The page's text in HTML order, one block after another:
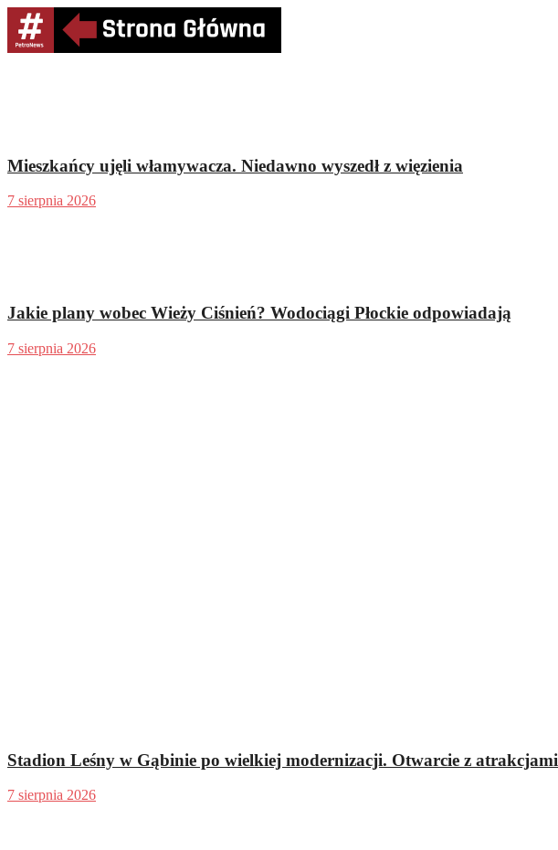
Mieszkańcy ujęli włamywacza. Niedawno wyszedł z więzienia
7 sierpnia 2026
Jakie plany wobec Wieży Ciśnień? Wodociągi Płockie odpowiadają
7 sierpnia 2026
Stadion Leśny w Gąbinie po wielkiej modernizacji. Otwarcie z atrakcjami
7 sierpnia 2026